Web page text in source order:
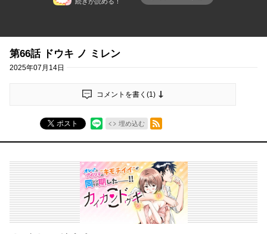
第66話 ドウキ ノ ミレン
2025年07月14日
コメントを書く(1)
ポスト 埋め込む
RSSフィード